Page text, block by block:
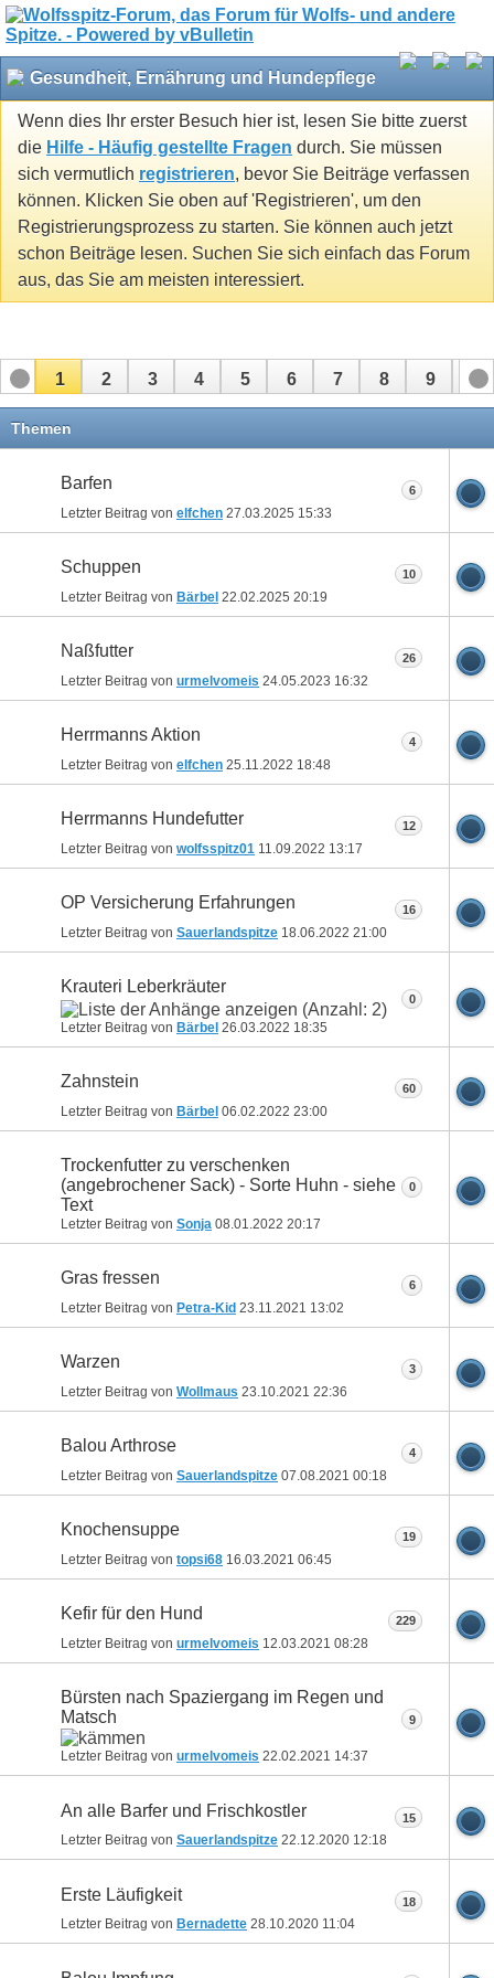
Gesundheit, Ernährung und Hundepflege
Wenn dies Ihr erster Besuch hier ist, lesen Sie bitte zuerst
die Hilfe - Häufig gestellte Fragen durch. Sie müssen
sich vermutlich registrieren, bevor Sie Beiträge verfassen
können. Klicken Sie oben auf 'Registrieren', um den
Registrierungsprozess zu starten. Sie können auch jetzt
schon Beiträge lesen. Suchen Sie sich einfach das Forum
aus, das Sie am meisten interessiert.
1 2 3 4 5 6 7 8 9 10
11
Themen
Barfen
Letzter Beitrag von elfchen 27.03.2025 15:33
6
Schuppen
Letzter Beitrag von Bärbel 22.02.2025 20:19
10
Naßfutter
Letzter Beitrag von urmelvomeis 24.05.2023 16:32
26
Herrmanns Aktion
Letzter Beitrag von elfchen 25.11.2022 18:48
4
Herrmanns Hundefutter
Letzter Beitrag von wolfsspitz01 11.09.2022 13:17
12
OP Versicherung Erfahrungen
Letzter Beitrag von Sauerlandspitze 18.06.2022 21:00
16
Krauteri Leberkräuter
Letzter Beitrag von Bärbel 26.03.2022 18:35
0
Zahnstein
Letzter Beitrag von Bärbel 06.02.2022 23:00
60
Trockenfutter zu verschenken
(angebrochener Sack) - Sorte Huhn - siehe
Text
Letzter Beitrag von Sonja 08.01.2022 20:17
0
Gras fressen
Letzter Beitrag von Petra-Kid 23.11.2021 13:02
6
Warzen
Letzter Beitrag von Wollmaus 23.10.2021 22:36
3
Balou Arthrose
Letzter Beitrag von Sauerlandspitze 07.08.2021 00:18
4
Knochensuppe
Letzter Beitrag von topsi68 16.03.2021 06:45
19
Kefir für den Hund
Letzter Beitrag von urmelvomeis 12.03.2021 08:28
229
Bürsten nach Spaziergang im Regen und
Matsch
Letzter Beitrag von urmelvomeis 22.02.2021 14:37
9
An alle Barfer und Frischkostler
Letzter Beitrag von Sauerlandspitze 22.12.2020 12:18
15
Erste Läufigkeit
Letzter Beitrag von Bernadette 28.10.2020 11:04
18